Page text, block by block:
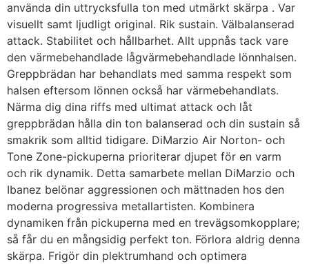
använda din uttrycksfulla ton med utmärkt skärpa . Var
visuellt samt ljudligt original. Rik sustain. Välbalanserad
attack. Stabilitet och hållbarhet. Allt uppnås tack vare
den värmebehandlade lågvärmebehandlade lönnhalsen.
Greppbrädan har behandlats med samma respekt som
halsen eftersom lönnen också har värmebehandlats.
Närma dig dina riffs med ultimat attack och låt
greppbrädan hålla din ton balanserad och din sustain så
smakrik som alltid tidigare. DiMarzio Air Norton- och
Tone Zone-pickuperna prioriterar djupet för en varm
och rik dynamik. Detta samarbete mellan DiMarzio och
Ibanez belönar aggressionen och mättnaden hos den
moderna progressiva metallartisten. Kombinera
dynamiken från pickuperna med en trevägsomkopplare;
så får du en mångsidig perfekt ton. Förlora aldrig denna
skärpa. Frigör din plektrumhand och optimera